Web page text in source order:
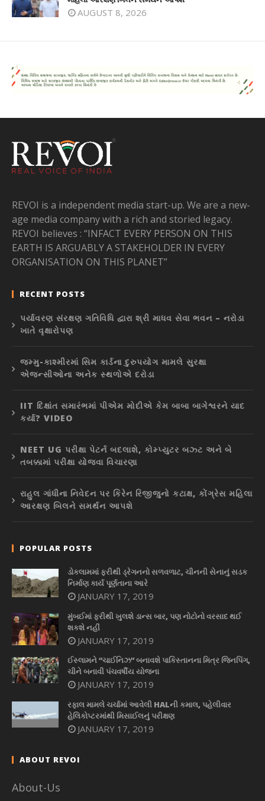
AUGUST 8, 2026
REVOI is a independent media start-up. We are a new-
age media company with a rich and storied legacy.
REVOI believes : “INFACT EVERY PERSON ON THIS
EARTH IS ARGUABLY A STAKEHOLDER IN EVERY
ORGANISATION ON THIS PLANET”
RECENT POSTS
પર્યાવરણ સંરક્ષણ ગતિવિધિ દ્વારા શ્રી માધવ સેવા ભવન – નરોડા
ખાતે વૃક્ષારોપણ
જમ્મુ-કાશ્મીરમાં સિમ કાર્ડના દુરુપયોગ મામલે સુરક્ષા
એજન્સીઓના અનેક સ્થળોએ દરોડા
IIT દિક્ષાંત સમારંભમાં પીએમ મોદીએ કેમ બાબા બાગેશ્વરને યાદ
કર્યા? VIDEO
NEET UG પરીક્ષા પેટર્ન બદલાશે, કોમ્પ્યુટર બઝ્ટ અને બે
તબક્કામાં પરીક્ષા યોજવા વિચારણા
રાહુલ ગાંધીના નિવેદન પર કિરેન રિજીજુનો કટાક્ષ, કોંગ્રેસ મહિલા
આરક્ષણ બિલને સમર્થન આપશે
POPULAR POSTS
ડોકલામમાં ફરીથી ડ્રેગનનો સળવળાટ, ચીનની સેનાનું સડક
નિર્માણ કાર્ય પૂર્ણતાના આરે
JANUARY 17, 2019
મુંબઈમાં ફરીથી ખુલશે ડાન્સ બાર, પણ નોટોનો વરસાદ થઈ
શકશે નહીં
JANUARY 17, 2019
ઈસ્લામને “ચાઈનિઝ” બનાવશે પાકિસ્તાનના મિત્ર જિનપિંગ,
ચીને બનાવી પંચવર્ષીય યોજના
JANUARY 17, 2019
રફાલ મામલે ચર્ચામાં આવેલી HALની કમાલ, પહેલીવાર
હેલિકોપ્ટરમાંથી મિસાઈલનું પરીક્ષણ
JANUARY 17, 2019
ABOUT REVOI
About-Us